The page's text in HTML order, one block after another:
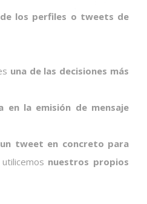
los perfiles o tweets de
una de las decisiones más
la emisión de mensaje
tweet en concreto para
nuestros propios